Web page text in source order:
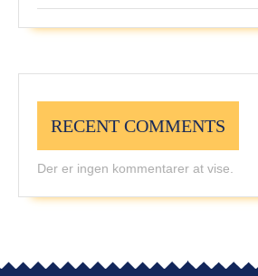
RECENT COMMENTS
Der er ingen kommentarer at vise.